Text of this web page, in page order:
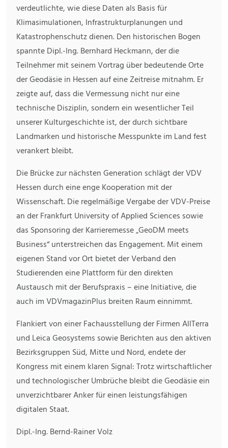
verdeutlichte, wie diese Daten als Basis für
Klimasimulationen, Infrastrukturplanungen und
Katastrophenschutz dienen. Den historischen Bogen
spannte Dipl.-Ing. Bernhard Heckmann, der die
Teilnehmer mit seinem Vortrag über bedeutende Orte
der Geodäsie in Hessen auf eine Zeitreise mitnahm. Er
zeigte auf, dass die Vermessung nicht nur eine
technische Disziplin, sondern ein wesentlicher Teil
unserer Kulturgeschichte ist, der durch sichtbare
Landmarken und historische Messpunkte im Land fest
verankert bleibt.
Die Brücke zur nächsten Generation schlägt der VDV
Hessen durch eine enge Kooperation mit der
Wissenschaft. Die regelmäßige Vergabe der VDV-Preise
an der Frankfurt University of Applied Sciences sowie
das Sponsoring der Karrieremesse „GeoDM meets
Business“ unterstreichen das Engagement. Mit einem
eigenen Stand vor Ort bietet der Verband den
Studierenden eine Plattform für den direkten
Austausch mit der Berufspraxis – eine Initiative, die
auch im VDVmagazinPlus breiten Raum einnimmt.
Flankiert von einer Fachausstellung der Firmen AllTerra
und Leica Geosystems sowie Berichten aus den aktiven
Bezirksgruppen Süd, Mitte und Nord, endete der
Kongress mit einem klaren Signal: Trotz wirtschaftlicher
und technologischer Umbrüche bleibt die Geodäsie ein
unverzichtbarer Anker für einen leistungsfähigen
digitalen Staat.
Dipl.-Ing. Bernd-Rainer Volz